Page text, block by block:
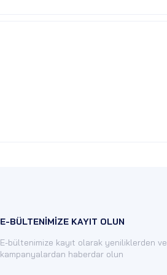
E-BÜLTENİMİZE KAYIT OLUN
E-bültenimize kayıt olarak yeniliklerden ve
kampanyalardan haberdar olun